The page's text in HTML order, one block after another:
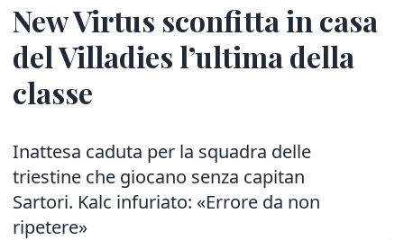
New Virtus sconfitta in casa
del Villadies l’ultima della
classe
Inattesa caduta per la squadra delle
triestine che giocano senza capitan
Sartori. Kalc infuriato: «Errore da non
ripetere»